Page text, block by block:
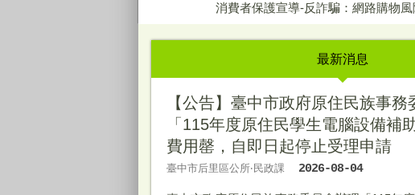
消費者保護宣導-反詐騙：網路購物
最新消息
【公告】臺中市政府原住民族事務
「115年度原住民學生電腦設備補
費用罄，自即日起停止受理申請
臺中市后里區公所‧民政課 2026-08-04